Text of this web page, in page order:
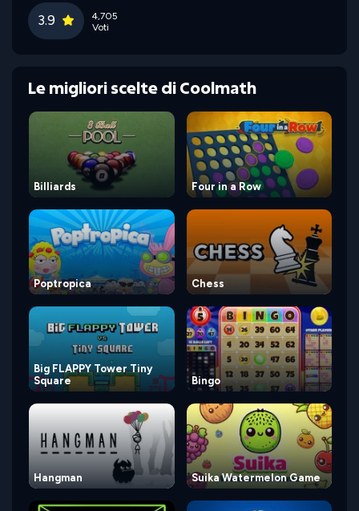
3.9
4,705
Voti
Le migliori scelte di Coolmath
Billiards Four in a Row
Poptropica Chess
Big FLAPPY Tower Tiny
Square
Bingo
Hangman Suika Watermelon Game